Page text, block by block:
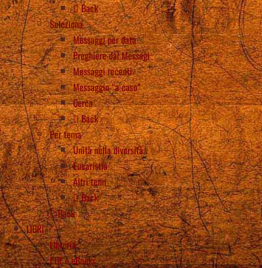
Back
Seleziona
Messaggi per data
Preghiere dai Messagi
Messaggi recenti
Messaggio “a caso”
Cerca
Back
Per tema
Unità nella diversità
Eucaristia
Altri temi
Back
Back
LIBRI
Libreria
PDF e eBooks